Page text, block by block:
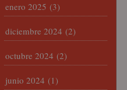
enero 2025 (3)
diciembre 2024 (2)
octubre 2024 (2)
junio 2024 (1)